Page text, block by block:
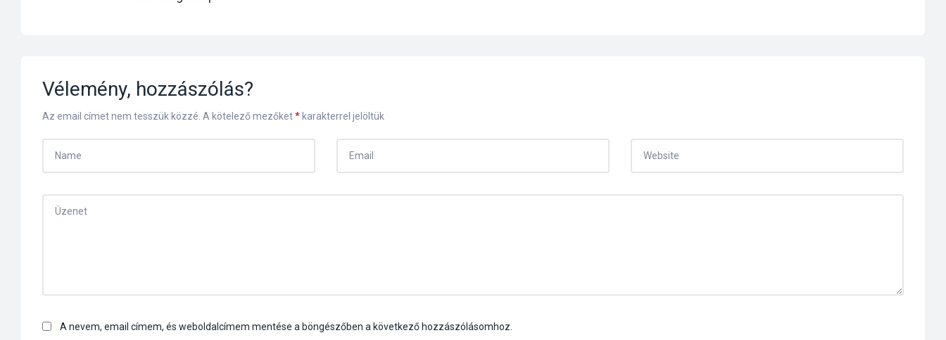
Vélemény, hozzászólás?
Az email címet nem tesszük közzé. A kötelező mezőket* karakterrel jelöltük
A nevem, email címem, és weboldalcímem mentése a böngészőben a következő hozzászólásomhoz.